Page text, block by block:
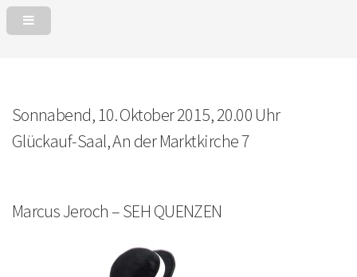
Sonnabend, 10. Oktober 2015, 20.00 Uhr
Glückauf-Saal, An der Marktkirche 7
Marcus Jeroch – SEH QUENZEN